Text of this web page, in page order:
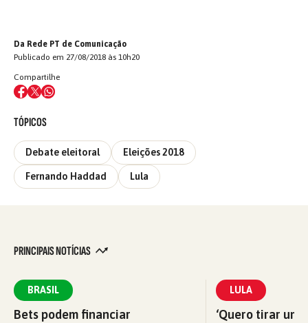
Da Rede PT de Comunicação
Publicado em 27/08/2018 às 10h20
Compartilhe
TÓPICOS
Debate eleitoral Eleições 2018
Fernando Haddad Lula
PRINCIPAIS NOTÍCIAS
BRASIL
Bets podem financiar
LULA
‘Quero tirar